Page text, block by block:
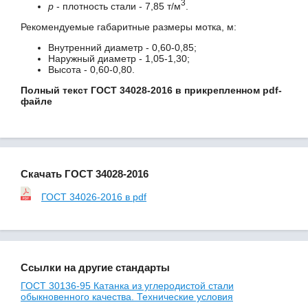
p - плотность стали - 7,85 т/м3
Рекомендуемые габаритные размеры мотка, м:
Внутренний диаметр - 0,60-0,85;
Наружный диаметр - 1,05-1,30;
Высота - 0,60-0,80.
Полный текст ГОСТ 34028-2016 в прикрепленном pdf-
файле
Скачать ГОСТ 34028-2016
ГОСТ 34026-2016 в pdf
Ссылки на другие стандарты
ГОСТ 30136-95 Катанка из углеродистой стали
обыкновенного качества. Технические условия